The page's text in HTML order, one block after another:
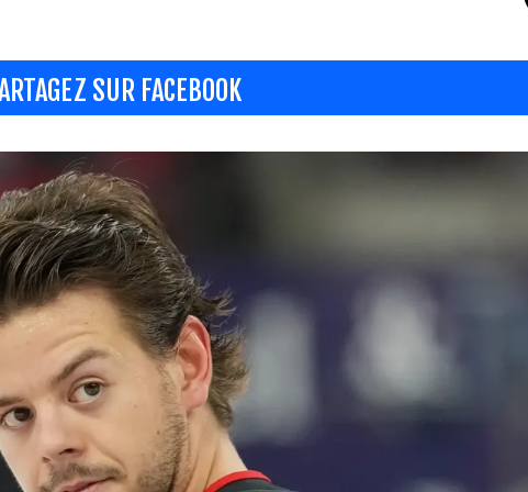
SUR FACEBOOK